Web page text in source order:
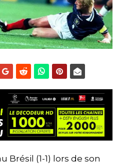
Brésil (1-1) lors de son